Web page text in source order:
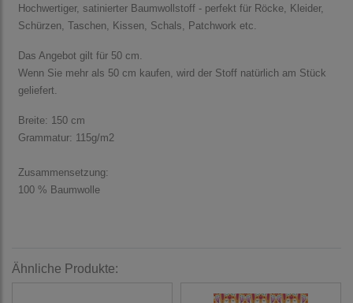
Hochwertiger, satinierter Baumwollstoff - perfekt für Röcke, Kleider,
Schürzen, Taschen, Kissen, Schals, Patchwork etc.
Das Angebot gilt für 50 cm.
Wenn Sie mehr als 50 cm kaufen, wird der Stoff natürlich am Stück
geliefert.
Breite: 150 cm
Grammatur: 115g/m2
Zusammensetzung:
100 % Baumwolle
Ähnliche Produkte: